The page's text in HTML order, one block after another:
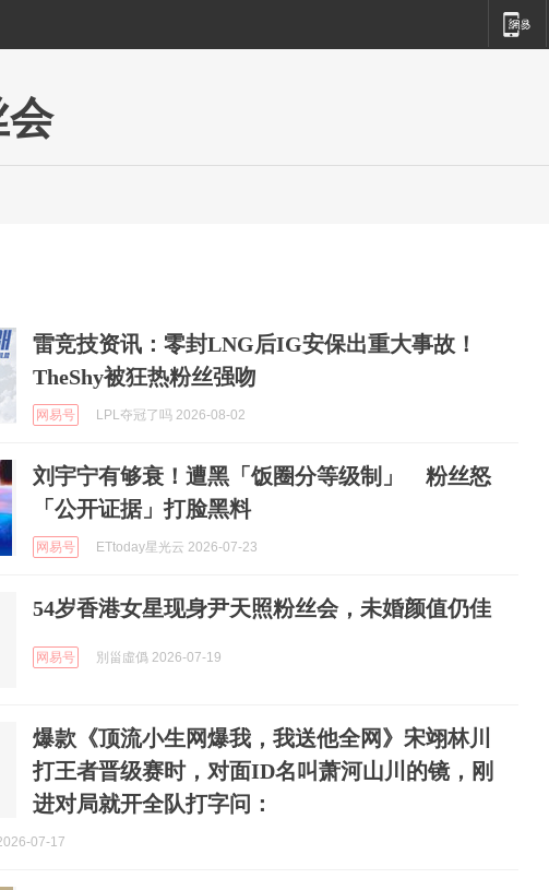
会
雷竞技资讯：零封LNG后IG安保出重大事故！
TheShy被狂热粉丝强吻
网易号 LPL夺冠了吗 2026-08-02
刘宇宁有够衰！遭黑「饭圈分等级制」 粉丝怒
「公开证据」打脸黑料
网易号 ETtoday星光云 2026-07-23
54岁香港女星现身尹天照粉丝会，未婚颜值仍佳
网易号 別甾虛僞 2026-07-19
爆款《顶流小生网爆我，我送他全网》宋翊林川
打王者晋级赛时，对面ID名叫萧河山川的镜，刚
进对局就开全队打字问：
07-17